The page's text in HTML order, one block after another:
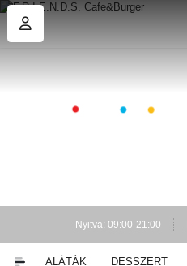
Nyitva: 09:00-21:00
SALÁTÁK DESSZERT